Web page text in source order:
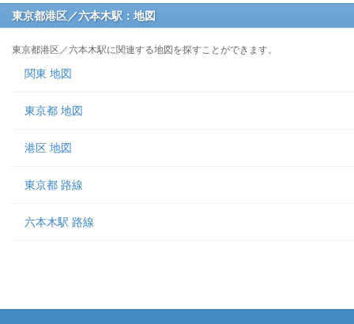
東京都港区／六本木駅：地図
東京都港区／六本木駅に関連する地図を探すことができます。
関東 地図
東京都 地図
港区 地図
東京都 路線
六本木駅 路線